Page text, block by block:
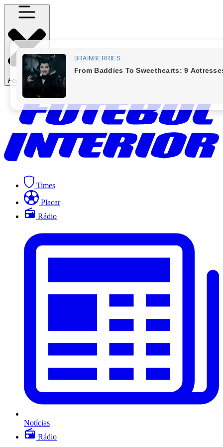
Fechar Menu
Times
Placar
Rádio
Notícias
Rádio